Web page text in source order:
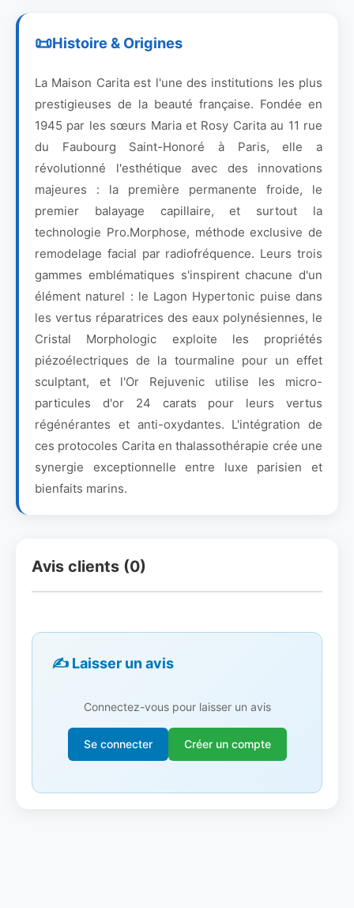
Histoire & Origines
La Maison Carita est l'une des institutions les plus
prestigieuses de la beauté française. Fondée en
1945 par les sœurs Maria et Rosy Carita au 11 rue
du Faubourg Saint-Honoré à Paris, elle a
révolutionné l'esthétique avec des innovations
majeures : la première permanente froide, le
premier balayage capillaire, et surtout la
technologie Pro.Morphose, méthode exclusive de
remodelage facial par radiofréquence. Leurs trois
gammes emblématiques s'inspirent chacune d'un
élément naturel : le Lagon Hypertonic puise dans
les vertus réparatrices des eaux polynésiennes, le
Cristal Morphologic exploite les propriétés
piézoélectriques de la tourmaline pour un effet
sculptant, et l'Or Rejuvenic utilise les micro-
particules d'or 24 carats pour leurs vertus
régénérantes et anti-oxydantes. L'intégration de
ces protocoles Carita en thalassothérapie crée une
synergie exceptionnelle entre luxe parisien et
bienfaits marins.
Avis clients (0)
✍️ Laisser un avis
Connectez-vous pour laisser un avis
Se connecter Créer un compte